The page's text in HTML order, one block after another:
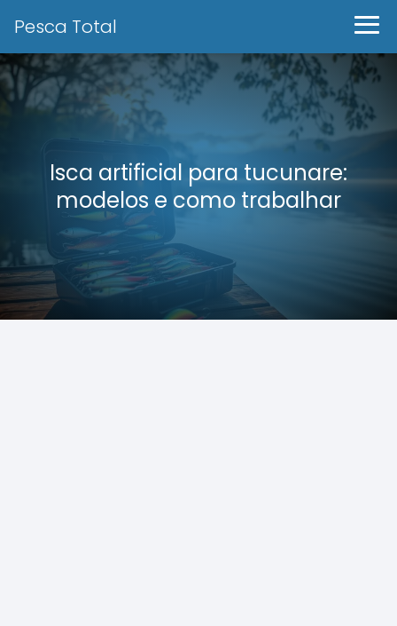
Pesca Total
Isca artificial para tucunare:
modelos e como trabalhar